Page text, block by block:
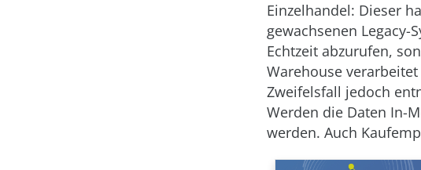
Einzelhandel: Dieser
gewachsenen
Echtzeit abzurufen,
Warehouse
Zweifelsfall jedoch
Werden die Daten In-
werden. Auch